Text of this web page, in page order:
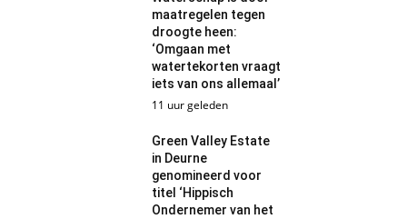
maatregelen tegen
droogte heen:
‘Omgaan met
watertekorten vraagt
iets van ons allemaal’
11 uur geleden
Green Valley Estate
in Deurne
genomineerd voor
titel ‘Hippisch
Ondernemer van het